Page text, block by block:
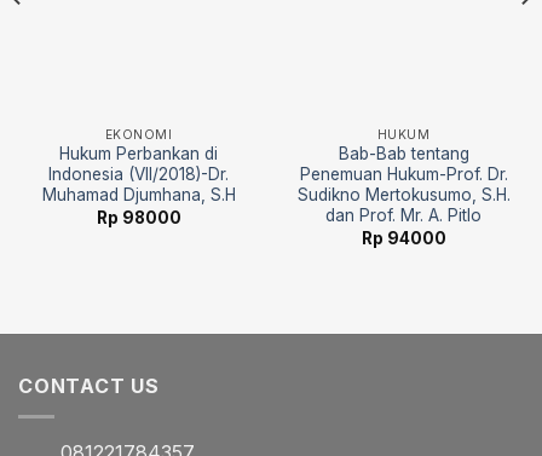
EKONOMI
Hukum Perbankan di
Indonesia (VII/2018)-Dr.
Muhamad Djumhana, S.H
Rp 98000
HUKUM
Bab-Bab tentang
Penemuan Hukum-Prof. Dr.
Sudikno Mertokusumo, S.H.
dan Prof. Mr. A. Pitlo
Rp 94000
CONTACT US